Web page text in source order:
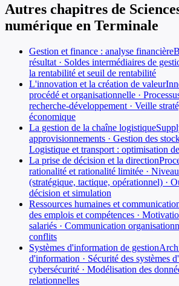
Autres chapitres de
numérique en Terminale
Gestion et finance : analyse financière
résultat · Soldes intermédiaires de
la rentabilité et seuil de rentabilité
L'innovation et la création de valeur
procédé et organisationnelle ·
recherche-développement · Veille
économique
La gestion de la chaîne logistique
approvisionnements · Gestion des
Logistique et transport : optimisation
La prise de décision et la direction
rationalité et rationalité limitée ·
(stratégique, tactique, opérationnel) ·
décision et simulation
Ressources humaines et
des emplois et compétences ·
salariés · Communication
conflits
Systèmes d'information de gestion
d'information · Sécurité des systèmes
cybersécurité · Modélisation des
relationnelles